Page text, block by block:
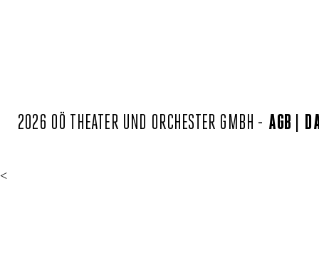
2026 OÖ THEATER UND ORCHESTER GMBH - AGB
<